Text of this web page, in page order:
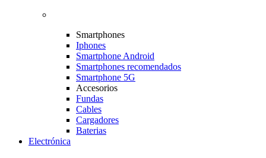
Smartphones
Iphones
Smartphone Android
Smartphones recomendados
Smartphone 5G
Accesorios
Fundas
Cables
Cargadores
Baterias
Electrónica